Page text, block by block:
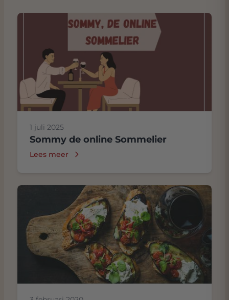
1 juli 2025
Sommy de online Sommelier
Lees meer